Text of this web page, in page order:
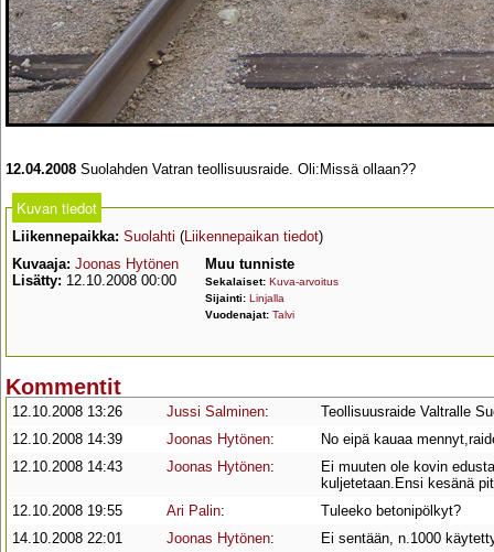
12.04.2008 Suolahden Vatran teollisuusraide. Oli:Missä ollaan??
Kuvan tiedot
Liikennepaikka: Suolahti (Liikennepaikan tiedot)
Kuvaaja: Joonas Hytönen
Lisätty: 12.10.2008 00:00
Muu tunniste
Sekalaiset: Kuva-arvoitus
Sijainti: Linjalla
Vuodenajat: Talvi
Kommentit
12.10.2008 13:26 Jussi Salminen:
Teollisuusraide Valtralle
12.10.2008 14:39
Joonas Hytönen:
No eipä kauaa
12.10.2008 14:43
Joonas Hytönen:
Ei muuten ole kovin
kuljetetaan.Ensi kesänä
12.10.2008 19:55
Ari Palin:
Tuleeko betonipölkyt?
14.10.2008 22:01
Joonas Hytönen:
Ei sentään, n.1000